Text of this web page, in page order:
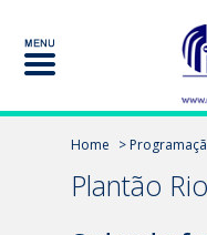
Home >
Plantão